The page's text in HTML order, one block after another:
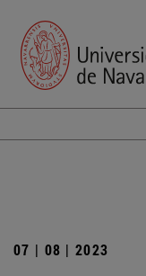
07 | 08 | 2023